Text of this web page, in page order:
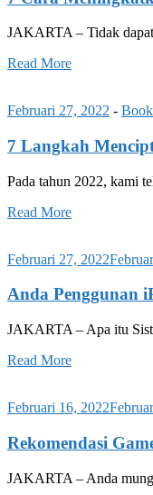
JAKARTA – Tidak
Read More
Februari 27, 2022 -
7 Langkah
Pada tahun 2022, kami
Read More
Februari 27, 2022
Anda Penggunan
JAKARTA – Apa itu
Read More
Februari 16, 2022
Rekomendasi
JAKARTA – Anda